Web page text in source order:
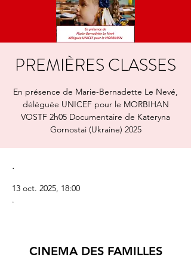
PREMIÈRES CLASSES
En présence de Marie-Bernadette Le Nevé,
déléguée UNICEF pour le MORBIHAN
VOSTF 2h05 Documentaire de Kateryna
Gornostai (Ukraine) 2025
.
13 oct. 2025, 18:00
.
CINEMA DES FAMILLES